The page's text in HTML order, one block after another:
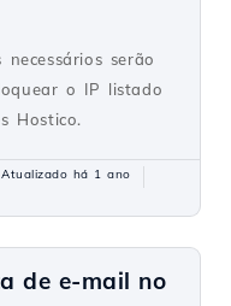
serão
o IP listado
Hostico.
Atualizado há 1 ano
de e-mail no